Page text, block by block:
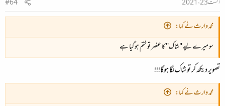
اگست 23، 2021
#64
محمد وارث نے کہا:
سو میرے لیے "شاک" کا عنصر تو ختم ہو گیا ہے
تصویر دیکھ کر تو شاک لگا ہوگا!!!
محمد وارث نے کہا: